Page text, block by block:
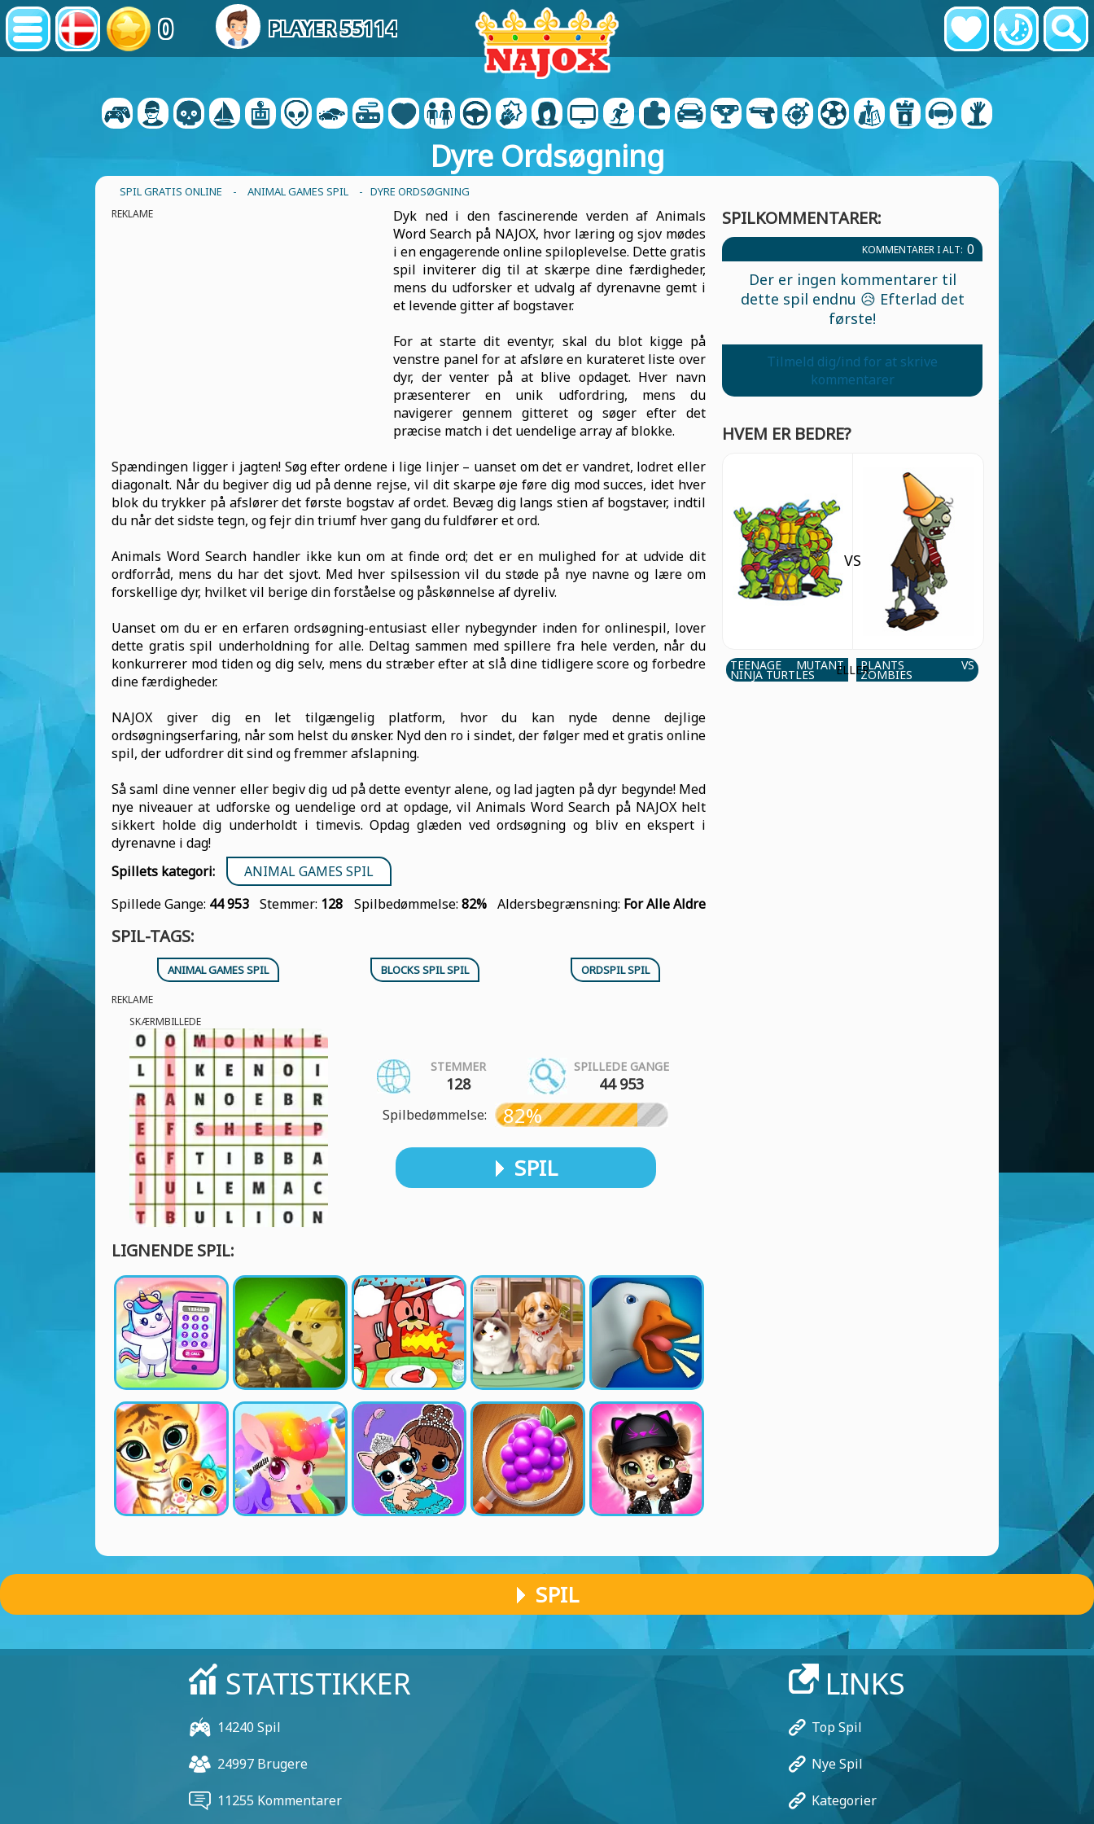
0 PLAYER 55114
Dyre Ordsøgning
SPIL GRATIS ONLINE - ANIMAL GAMES SPIL - DYRE ORDSØGNING
REKLAME
Dyk ned i den fascinerende verden af Animals
Word Search på NAJOX, hvor læring og sjov mødes
i en engagerende online spiloplevelse. Dette gratis
spil inviterer dig til at skærpe dine færdigheder,
mens du udforsker et udvalg af dyrenavne gemt i
et levende gitter af bogstaver.
For at starte dit eventyr, skal du blot kigge på
venstre panel for at afsløre en kurateret liste over
dyr, der venter på at blive opdaget. Hver navn
præsenterer en unik udfordring, mens du
navigerer gennem gitteret og søger efter det
præcise match i det uendelige array af blokke.
Spændingen ligger i jagten! Søg efter ordene i lige linjer – uanset om det er vandret, lodret eller
diagonalt. Når du begiver dig ud på denne rejse, vil dit skarpe øje føre dig mod succes, idet hver
blok du trykker på afslører det første bogstav af ordet. Bevæg dig langs stien af bogstaver, indtil
du når det sidste tegn, og fejr din triumf hver gang du fuldfører et ord.
Animals Word Search handler ikke kun om at finde ord; det er en mulighed for at udvide dit
ordforråd, mens du har det sjovt. Med hver spilsession vil du støde på nye navne og lære om
forskellige dyr, hvilket vil berige din forståelse og påskønnelse af dyreliv.
Uanset om du er en erfaren ordsøgning-entusiast eller nybegynder inden for onlinespil, lover
dette gratis spil underholdning for alle. Deltag sammen med spillere fra hele verden, når du
konkurrerer mod tiden og dig selv, mens du stræber efter at slå dine tidligere score og forbedre
dine færdigheder.
NAJOX giver dig en let tilgængelig platform, hvor du kan nyde denne dejlige
ordsøgningserfaring, når som helst du ønsker. Nyd den ro i sindet, der følger med et gratis online
spil, der udfordrer dit sind og fremmer afslapning.
Så saml dine venner eller begiv dig ud på dette eventyr alene, og lad jagten på dyr begynde! Med
nye niveauer at udforske og uendelige ord at opdage, vil Animals Word Search på NAJOX helt
sikkert holde dig underholdt i timevis. Opdag glæden ved ordsøgning og bliv en ekspert i
dyrenavne i dag!
Spillets kategori:
ANIMAL GAMES SPIL
Spillede Gange: 44 953 Stemmer: 128 Spilbedømmelse: 82% Aldersbegrænsning: For Alle Aldre
SPIL-TAGS:
ANIMAL GAMES SPIL BLOCKS SPIL SPIL ORDSPIL SPIL
REKLAME
SKÆRMBILLEDE
STEMMER
128
SPILLEDE GANGE
44 953
Spilbedømmelse: 82%
SPIL
LIGNENDE SPIL:
SPILKOMMENTARER:
KOMMENTARER I ALT: 0
Der er ingen kommentarer til
dette spil endnu 😥 Efterlad det
første!
Tilmeld dig/ind for at skrive
kommentarer
HVEM ER BEDRE?
TEENAGE MUTANT
NINJA TURTLES
VS
ELLERPLANTS VS
ZOMBIES
SPIL
STATISTIKKER
14240 Spil
24997 Brugere
11255 Kommentarer
LINKS
Top Spil
Nye Spil
Kategorier